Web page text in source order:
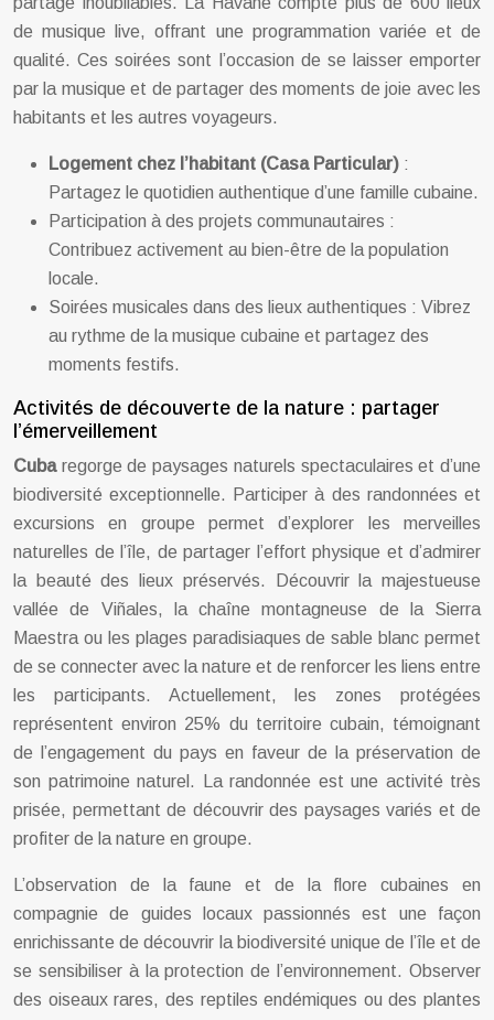
de musique live, offrant une programmation variée et de
qualité. Ces soirées sont l’occasion de se laisser emporter
par la musique et de partager des moments de joie avec les
habitants et les autres voyageurs.
Logement chez l’habitant (Casa Particular) :
Partagez le quotidien authentique d’une famille cubaine.
Participation à des projets communautaires :
Contribuez activement au bien-être de la population
locale.
Soirées musicales dans des lieux authentiques : Vibrez
au rythme de la musique cubaine et partagez des
moments festifs.
Activités de découverte de la nature : partager
l’émerveillement
Cuba regorge de paysages naturels spectaculaires et d’une
biodiversité exceptionnelle. Participer à des randonnées et
excursions en groupe permet d’explorer les merveilles
naturelles de l’île, de partager l’effort physique et d’admirer
la beauté des lieux préservés. Découvrir la majestueuse
vallée de Viñales, la chaîne montagneuse de la Sierra
Maestra ou les plages paradisiaques de sable blanc permet
de se connecter avec la nature et de renforcer les liens entre
les participants. Actuellement, les zones protégées
représentent environ 25% du territoire cubain, témoignant
de l’engagement du pays en faveur de la préservation de
son patrimoine naturel. La randonnée est une activité très
prisée, permettant de découvrir des paysages variés et de
profiter de la nature en groupe.
L’observation de la faune et de la flore cubaines en
compagnie de guides locaux passionnés est une façon
enrichissante de découvrir la biodiversité unique de l’île et de
se sensibiliser à la protection de l’environnement. Observer
des oiseaux rares, des reptiles endémiques ou des plantes